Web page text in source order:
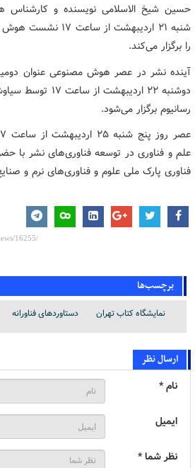
حسین شیخ الاسلامی نویسنده و
شنبه ۲۱ اردیبهشت
را برگزار می‌کند.
آینده نشر در عصر هوش مصنوعی عنوان
دوشنبه ۲۲
رسانیوم برگزار می‌شود.
علم و فناوری در توسعه فناوری‌های نشر با
فناوری پارک ملی علوم و فناوری‌های نرم و
برچسب‌ها
نمایشگاه کتاب تهران دستاوردهای فناورانه
ارسال نظر
نام *
ایمیل
نظر شما *